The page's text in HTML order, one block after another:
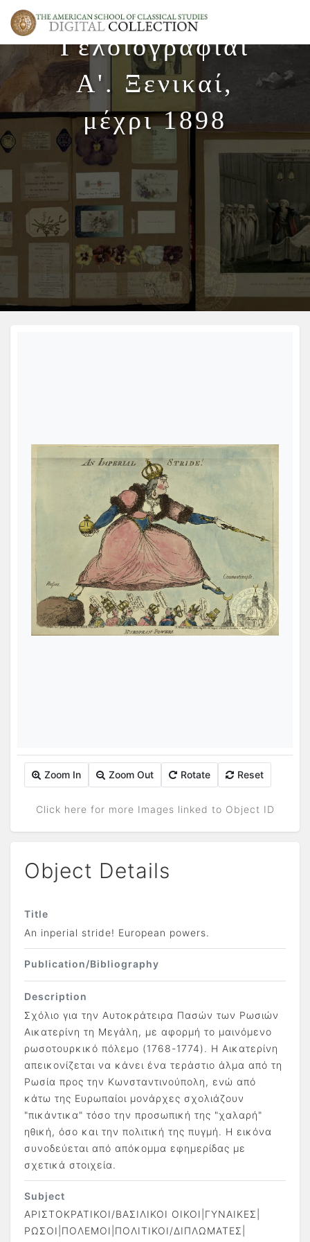
Γελοιογραφίαι
Α'. Ξενικαί,
μέχρι 1898
Zoom In Zoom Out Rotate Reset
Click here for more Images linked to Object ID
Object Details
Title
An inperial stride! European powers.
Publication/Bibliography
Description
Σχόλιο για την Αυτοκράτειρα Πασών των Ρωσιών
Αικατερίνη τη Μεγάλη, με αφορμή το μαινόμενο
ρωσοτουρκικό πόλεμο (1768-1774). Η Αικατερίνη
απεικονίζεται να κάνει ένα τεράστιο άλμα από τη
Ρωσία προς την Κωνσταντινούπολη, ενώ από
κάτω της Ευρωπαίοι μονάρχες σχολιάζουν
"πικάντικα" τόσο την προσωπική της "χαλαρή"
ηθική, όσο και την πολιτική της πυγμή. Η εικόνα
συνοδεύεται από απόκομμα εφημερίδας με
σχετικά στοιχεία.
Subject
ΑΡΙΣΤΟΚΡΑΤΙΚΟΙ/ΒΑΣΙΛΙΚΟΙ ΟΙΚΟΙ|ΓΥΝΑΙΚΕΣ|
ΡΩΣΟΙ|ΠΟΛΕΜΟΙ|ΠΟΛΙΤΙΚΟΙ/ΔΙΠΛΩΜΑΤΕΣ|